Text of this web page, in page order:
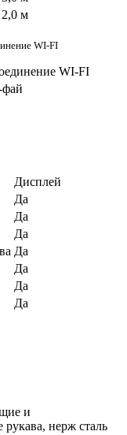
м
WI-FI
Дисплей
Да
Да
Да
Да
Да
Да
Да
и
нерж сталь